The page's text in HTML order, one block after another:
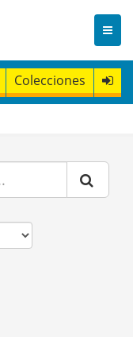
Colecciones